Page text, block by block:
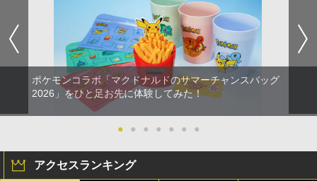
ポケモンコラボ「マクドナルドのサマーチャンスバッグ
2026」をひと足お先に体験してみた！
● ● ● ● ● ● ●
アクセスランキング